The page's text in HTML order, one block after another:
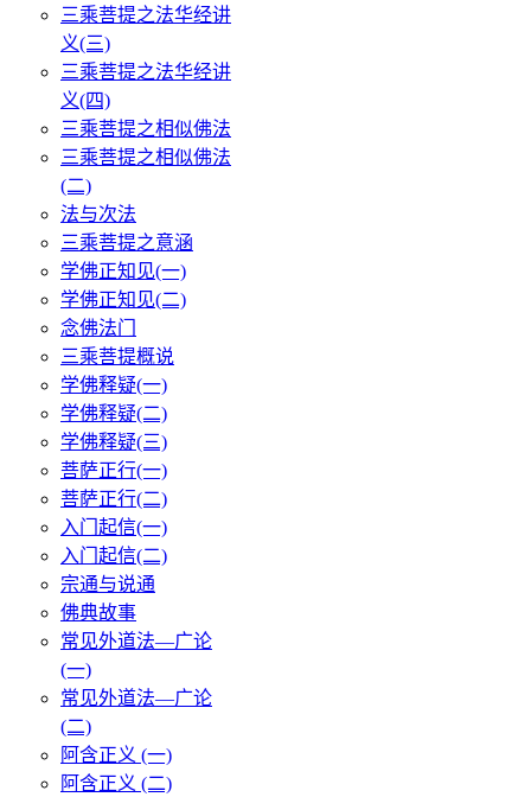
三乘菩提之法华经讲
义(三)
三乘菩提之法华经讲
义(四)
三乘菩提之相似佛法
三乘菩提之相似佛法
(二)
法与次法
三乘菩提之意涵
学佛正知见(一)
学佛正知见(二)
念佛法门
三乘菩提概说
学佛释疑(一)
学佛释疑(二)
学佛释疑(三)
菩萨正行(一)
菩萨正行(二)
入门起信(一)
入门起信(二)
宗通与说通
佛典故事
常见外道法—广论
(一)
常见外道法—广论
(二)
阿含正义 (一)
阿含正义 (二)